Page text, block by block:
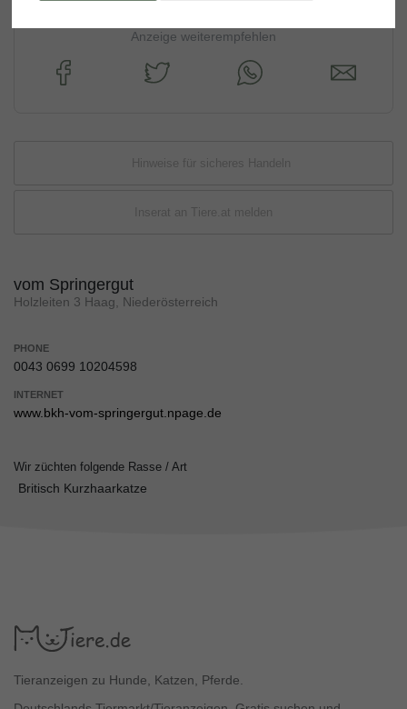
Anzeige weiterempfehlen
Hinweise für sicheres Handeln
Inserat an Tiere.at melden
vom Springergut
Holzleiten 3 Haag, Niederösterreich
PHONE
0043 0699 10204598
INTERNET
www.bkh-vom-springergut.npage.de
Wir züchten folgende Rasse / Art
Britisch Kurzhaarkatze
Tieranzeigen zu Hunde, Katzen, Pferde.